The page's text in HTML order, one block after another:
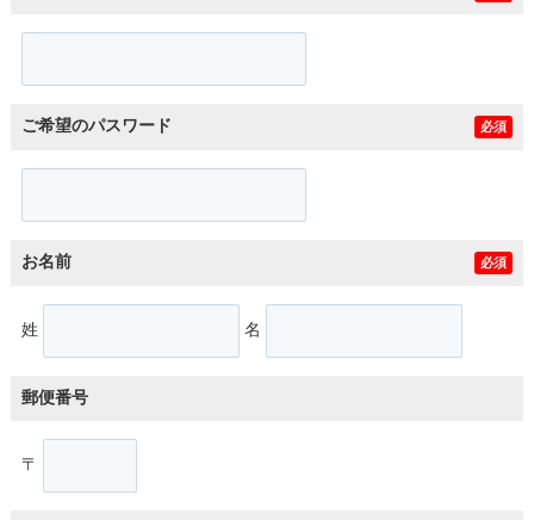
ご希望のパスワード 必須
お名前 必須
姓 名
郵便番号
〒